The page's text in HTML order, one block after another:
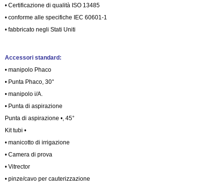
• Certificazione di qualità ISO 13485
• conforme alle specifiche IEC 60601-1
• fabbricato negli Stati Uniti
Accessori standard:
• manipolo Phaco
• Punta Phaco, 30°
• manipolo i/A.
• Punta di aspirazione
Punta di aspirazione •, 45°
Kit tubi •
• manicotto di irrigazione
• Camera di prova
• Vitrector
• pinze/cavo per cauterizzazione